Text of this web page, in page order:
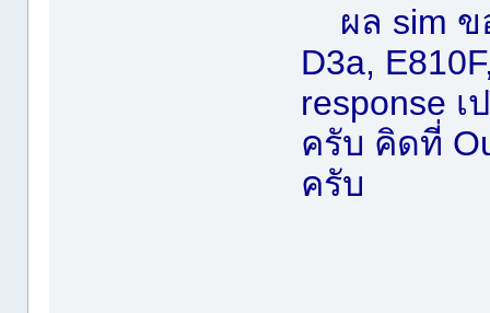
ผล sim ข
D3a,
response
ครับ คิดที่
ครับ